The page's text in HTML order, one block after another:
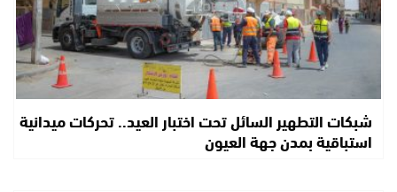
شبكات التطهير السائل تحت اختبار العيد.. تحركات ميدانية
استباقية بمدن جهة العيون